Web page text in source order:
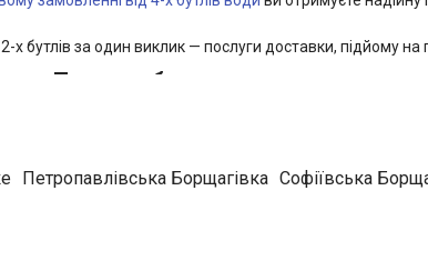
2-х бутлів за один виклик — послуги доставки, підйому
Правого берега
Ми здійснюємо щоденне комплексне обслуговування
Татарка, Павлове Поле, історичний центр міста
Петропавлівська Борщагівка Софіївська